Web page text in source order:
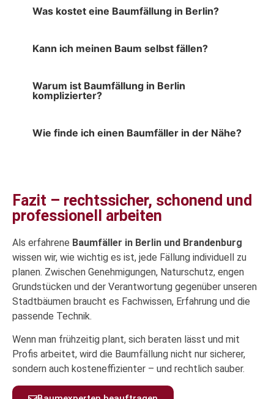
Was kostet eine Baumfällung in Berlin?
Kann ich meinen Baum selbst fällen?
Warum ist Baumfällung in Berlin
komplizierter?
Wie finde ich einen Baumfäller in der Nähe?
Fazit – rechtssicher, schonend und
professionell arbeiten
Als erfahrene Baumfäller in Berlin und Brandenburg
wissen wir, wie wichtig es ist, jede Fällung individuell zu
planen. Zwischen Genehmigungen, Naturschutz, engen
Grundstücken und der Verantwortung gegenüber unseren
Stadtbäumen braucht es Fachwissen, Erfahrung und die
passende Technik.
Wenn man frühzeitig plant, sich beraten lässt und mit
Profis arbeitet, wird die Baumfällung nicht nur sicherer,
sondern auch kosteneffizienter – und rechtlich sauber.